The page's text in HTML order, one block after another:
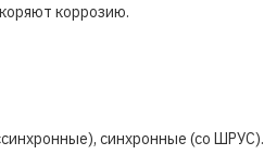
коррозию.
синхронные (со ШРУС).